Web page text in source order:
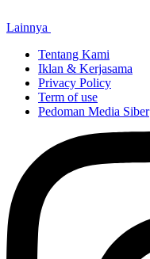
Lainnya
Tentang Kami
Iklan & Kerjasama
Privacy Policy
Term of use
Pedoman Media Siber